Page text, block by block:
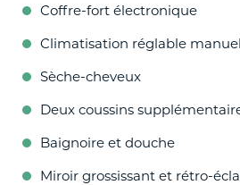
Coffre-fort électronique
Climatisation réglable
Sèche-cheveux
Deux coussins
Baignoire et douche
Miroir grossissant et rétro-